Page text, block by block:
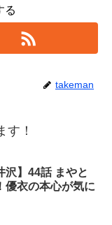
る
takeman
す！
沢】44話 まやと
優衣の本心が気に